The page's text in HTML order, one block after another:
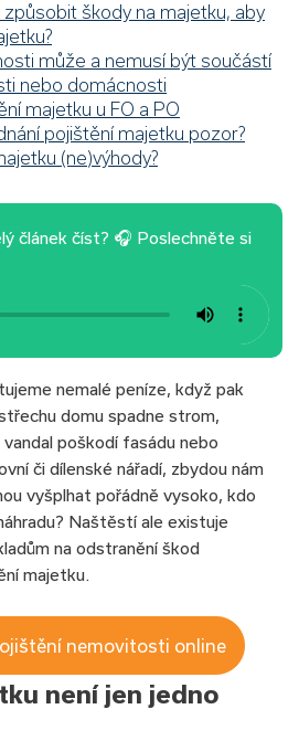
škody na majetku, aby
může a nemusí být součástí
nebo domácnosti
majetku u FO a PO
pojištění majetku pozor?
(ne)výhody?
článek číst? 🎧 Poslechněte si
nemalé peníze, když pak
domu spadne strom,
poškodí fasádu nebo
či dílenské nářadí, zbydou nám
vyšplhat pořádně vysoko, kdo
Naštěstí ale existuje
na odstranění škod
majetku.
nemovitosti online
není jen jedno